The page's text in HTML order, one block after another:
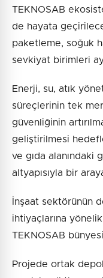
TEKNOSAB
de hayata
paketleme, soğuk
sevkiyat birimleri
Enerji, su, atık
süreçlerinin tek
güvenliğinin
geliştirilmesi
ve gıda alanındaki
altyapısıyla bir
İnşaat sektörünün
ihtiyaçlarına
TEKNOSAB
Projede ortak